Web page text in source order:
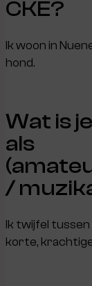
CKE?
Ik woon in
hond.
Wat is
als
/
Ik twijfel tussen
korte,